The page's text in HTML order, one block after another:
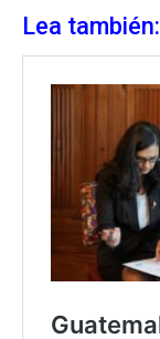
Lea también: